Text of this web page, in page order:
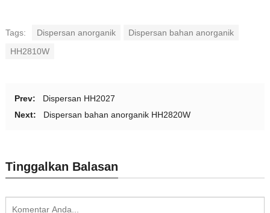
Tags: Dispersan anorganik
Dispersan bahan anorganik
HH2810W
Prev:
Dispersan HH2027
Next:
Dispersan bahan anorganik HH2820W
Tinggalkan Balasan